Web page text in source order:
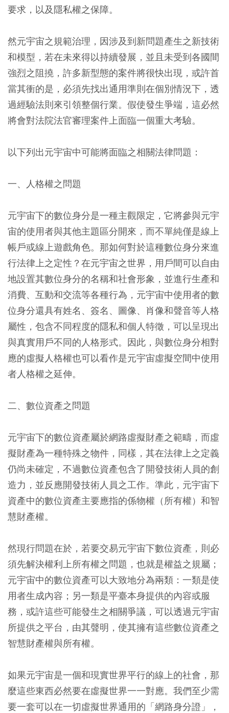
要求，以及隱私權之保障。
然元宇宙之規範治理，因涉及到新問題產生之新技術
和模型，若在未來得以持續發展，並且未受到各國間
強烈之阻撓，許多新型態的案件將很快出現，或許首
當其衝的是，必須先找出通用準則在個別情況下，透
過經驗法則來引領整個行業。假使發生爭端，這必然
將會對法院法官審理案件上面臨一個重大考驗。
以下列出元宇宙中可能將面臨之相關法律問題：
一、人格權之問題
元宇宙下的數位身分是一種主觀限定，它將參與元宇
宙的使用者與其他主題區分開來，而不單純僅是線上
帳戶或線上遊戲角色。那如何對於這種數位身分來進
行法律上之定性？在元宇宙之世界，用戶間可以自由
地設置其數位身分的名稱和社會形象，並進行生產和
消費、互動和交流等各種行為，元宇宙中使用者的數
位身分還具有姓名、簽名、圖像、肖像和聲音等人格
屬性，包含不同程度的隱私和個人特徵，可以呈現出
與真實用戶不同的人格形式。因此，與數位身分相對
應的虛擬人格權也可以看作是元宇宙虛擬空間中使用
者人格權之延伸。
二、數位資產之問題
元宇宙下的數位資產屬於網路虛擬財產之範疇，而虛
擬財產為一種特殊之物件，同樣，其在法律上之定義
仍尚未確定，不過數位資產包含了開發技術人員的創
造力，並反應開發技術人員之工作。準此，元宇宙下
資產中的數位資產主要應指的係物權（所有權）和智
慧財產權。
然現行問題在於，若要交易元宇宙下數位資產，則必
須先解決權利上所有權之問題，也就是權益之規屬；
元宇宙中的數位資產可以大致地分為兩類：一類是使
用者生成內容；另一類是平臺本身提供的內容或服
務，或許這些可能發生之相關爭議，可以透過元宇宙
所提供之平台，由其聲明，使其擁有這些數位資產之
智慧財產權與所有權。
如果元宇宙是一個和現實世界平行的線上的社會，那
麼這些東西必然要在虛擬世界一一對應。我們至少需
要一套可以在一切虛擬世界通用的「網路身分證」，